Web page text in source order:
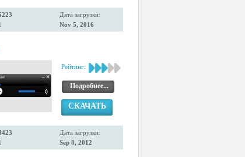
Дата загрузки:
Nov 5, 2016
Рейтинг:
Подробнее...
СКАЧАТЬ
Дата загрузки:
Sep 8, 2012